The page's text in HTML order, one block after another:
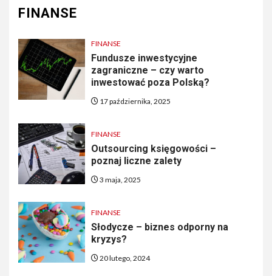
FINANSE
FINANSE
Fundusze inwestycyjne
zagraniczne – czy warto
inwestować poza Polską?
17 października, 2025
FINANSE
Outsourcing księgowości –
poznaj liczne zalety
3 maja, 2025
FINANSE
Słodycze – biznes odporny na
kryzys?
20 lutego, 2024